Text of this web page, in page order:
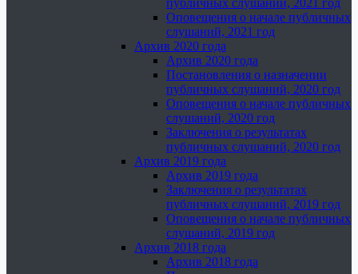
публичных слушаний, 2021 год
Оповещения о начале публичных
слушаний, 2021 год
Архив 2020 года
Архив 2020 года
Постановления о назначении
публичных слушаний, 2020 год
Оповещения о начале публичных
слушаний, 2020 год
Заключения о результатах
публичных слушаний, 2020 год
Архив 2019 года
Архив 2019 года
Заключения о результатах
публичных слушаний, 2019 год
Оповещения о начале публичных
слушаний, 2019 год
Архив 2018 года
Архив 2018 года